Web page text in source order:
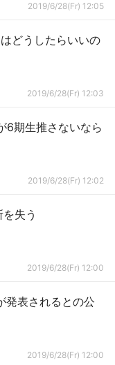
2019/6/28(Fr) 12:05
どうしたらいいの
2019/6/28(Fr) 12:03
6期生推さないなら
2019/6/28(Fr) 12:02
失う
2019/6/28(Fr) 12:00
発表されるとの公
2019/6/28(Fr) 12:00